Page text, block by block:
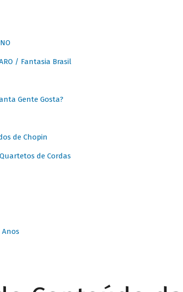
/ Fantasia Brasil
Gente Gosta?
de Chopin
de Cordas
Anos